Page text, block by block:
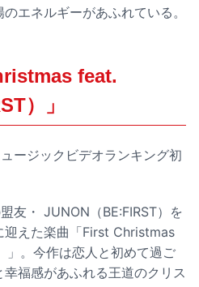
エネルギーがあふれている。
feat.
）」
ージックビデオランキング初
友・ JUNON（BE:FIRST）を
迎えた楽曲「First Christmas
」。今作は恋人と初めて過ご
福感があふれる王道のクリス